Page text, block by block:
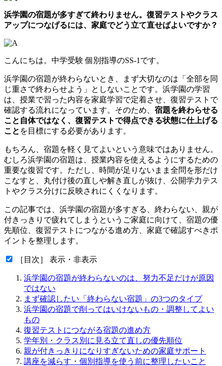
浜学園の宿題が多すぎて終わりません。復習テストやクラス
アップにつなげるには、家庭でどう立て直せばよいですか？
こんにちは。中学受験 個別指導のSS-1です。
浜学園の宿題が終わらないとき、まず大切なのは「全部を同
じ重さで終わらせよう」としないことです。浜学園の学習
は、授業で習った内容を家庭学習で定着させ、復習テストで
確認する流れになっています。そのため、 宿題を終わらせる
こと自体ではなく、復習テストで得点できる状態に仕上げる
こと を目標にする必要があります。
もちろん、宿題を軽く見てよいという意味ではありません。
むしろ浜学園の宿題は、授業内容を使えるようにするための
重要な復習です。ただし、時間が足りないまま全問を形だけ
こなすと、丸付け後の直しや解き直しが抜け、公開学力テス
トやクラス分けに反映されにくくなります。
この記事では、浜学園の宿題が多すぎる、終わらない、親が
付きっきりで疲れてしまうというご家庭に向けて、宿題の優
先順位、復習テストにつながる進め方、家庭で確認すべきポ
イントを整理します。
［目次］ 表示・非表示
浜学園の宿題が終わらないのは、努力不足だけが原因
ではない
まず確認したい「終わらない宿題」の3つのタイプ
浜学園の宿題で削ってはいけないもの・調整してよい
もの
復習テストにつながる宿題の進め方
学年別・クラス別に見る立て直しの優先順位
親が付きっきりになりすぎないための家庭サポート
講座を減らす・個別指導を使う前に整理したいこと